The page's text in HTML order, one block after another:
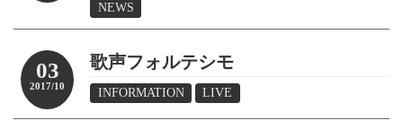
NEWS
03
2017/10
歌声フォルテシモ
INFORMATION LIVE